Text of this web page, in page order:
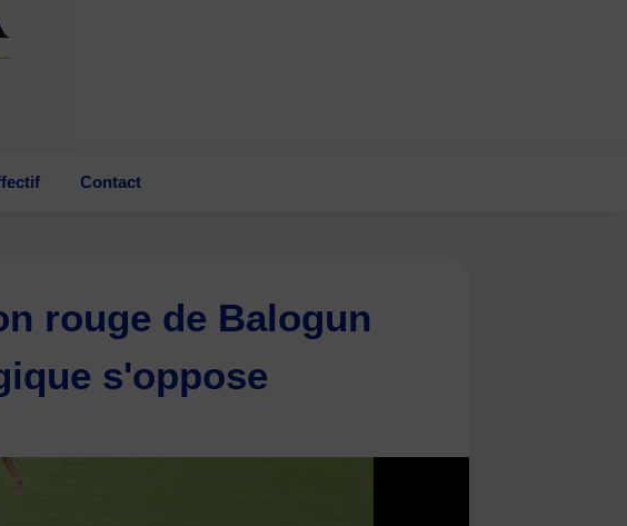
Contact
rouge de Balogun
s'oppose